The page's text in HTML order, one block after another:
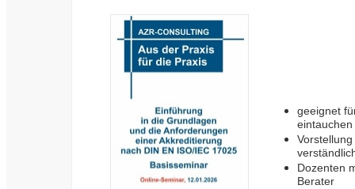
geeignet
eintauchen
Dozenten
Berater